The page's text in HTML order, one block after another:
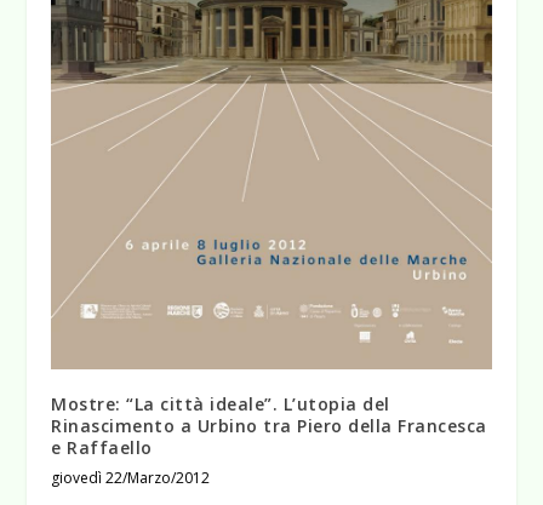
Mostre: “La città ideale”. L’utopia del
Rinascimento a Urbino tra Piero della Francesca
e Raffaello
giovedì 22/Marzo/2012